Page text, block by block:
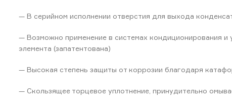
— В серийном исполнении отверстия для выхода
— Возможно применение в системах кондиционирования
элемента (запатентована)
— Высокая степень защиты от коррозии благодаря
— Скользящее торцевое уплотнение, принудительно